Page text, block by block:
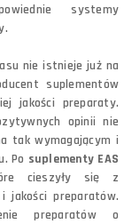
systemy
nie istnieje już na
suplementów
jakości preparaty.
opinii nie
tak wymagającym i
Po suplementy EAS
cieszyły się z
jakości preparatów.
preparatów o